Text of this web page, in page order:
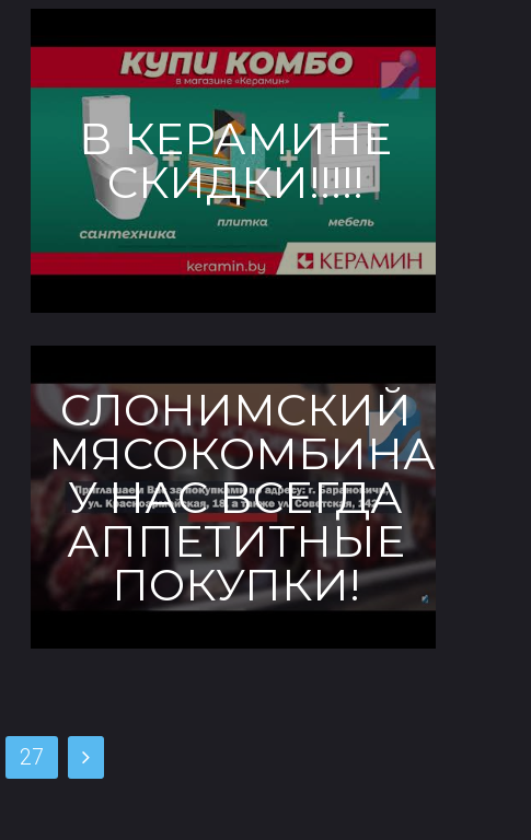
В КЕРАМИНЕ
СКИДКИ!!!!!
СЛОНИМСКИЙ
МЯСОКОМБИНАТ,
У НАС ВСЕГДА
АППЕТИТНЫЕ
ПОКУПКИ!
27